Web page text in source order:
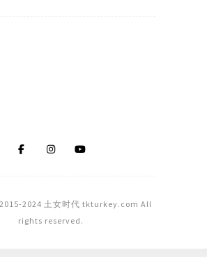
2024 土女时代 tkturkey.com All
rights reserved.